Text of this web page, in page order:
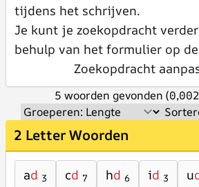
tijdens het schrijven.
Je kunt je zoekopdracht
behulp van het formulier op
Zoekopdracht
5 woorden gevonden
2 Letter Woorden
ad 3 cd 7 hd 6 id 3 u